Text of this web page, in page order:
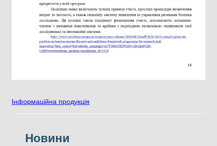
Інформаційна продукція
Новини